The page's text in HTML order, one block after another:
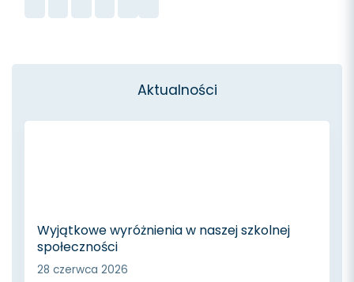
Aktualności
Wyjątkowe wyróżnienia w naszej szkolnej
społeczności
28 czerwca 2026